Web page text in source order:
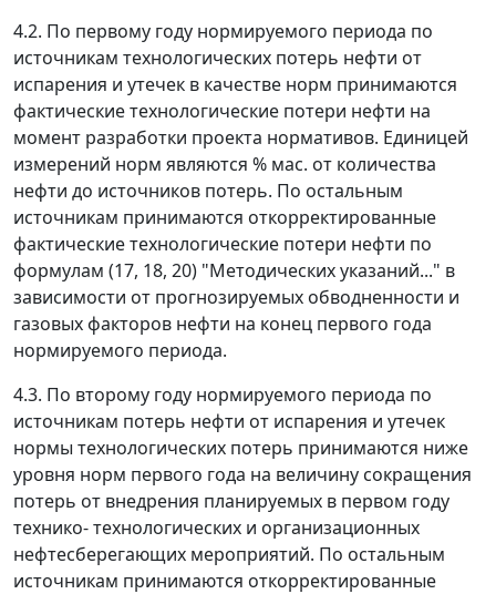
4.2. По первому году нормируемого периода по
источникам технологических потерь нефти от
испарения и утечек в качестве норм принимаются
фактические технологические потери нефти на
момент разработки проекта нормативов. Единицей
измерений норм являются % мас. от количества
нефти до источников потерь. По остальным
источникам принимаются откорректированные
фактические технологические потери нефти по
формулам (17, 18, 20) "Методических указаний..." в
зависимости от прогнозируемых обводненности и
газовых факторов нефти на конец первого года
нормируемого периода.
4.3. По второму году нормируемого периода по
источникам потерь нефти от испарения и утечек
нормы технологических потерь принимаются ниже
уровня норм первого года на величину сокращения
потерь от внедрения планируемых в первом году
технико- технологических и организационных
нефтесберегающих мероприятий. По остальным
источникам принимаются откорректированные